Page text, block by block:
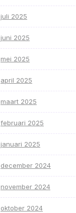
juli 2025
juni 2025
mei 2025
april 2025
maart 2025
februari 2025
januari 2025
december 2024
november 2024
oktober 2024